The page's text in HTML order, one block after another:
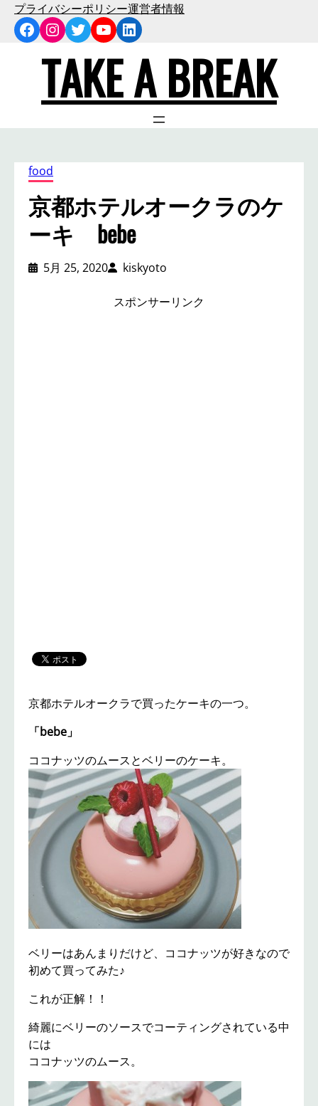
プライバシーポリシー運営者情報
Facebook
Instagram
Twitter
YouTube
LinkedIn
TAKE A BREAK
food
京都ホテルオークラのケ
ーキ bebe
5月 25, 2020 kiskyoto
スポンサーリンク
京都ホテルオークラで買ったケーキの一つ。
「bebe」
ココナッツのムースとベリーのケーキ。
ベリーはあんまりだけど、ココナッツが好きなので
初めて買ってみた♪
これが正解！！
綺麗にベリーのソースでコーティングされている中
には
ココナッツのムース。